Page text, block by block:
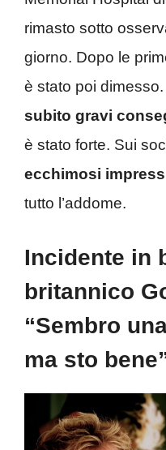
rimasto sotto
giorno. Dopo le
è stato poi
subito gravi
è stato forte. Sui
ecchimosi
tutto l’addome.
Incidente in
britannico
“Sembro
ma sto